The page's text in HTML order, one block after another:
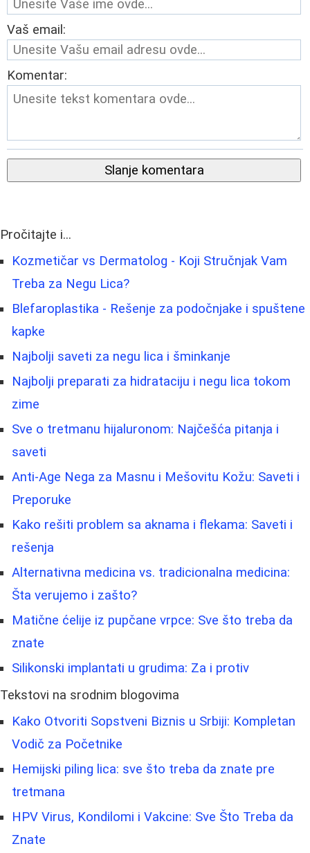
Vaš email:
Komentar:
Slanje komentara
Pročitajte i...
Kozmetičar vs Dermatolog - Koji Stručnjak Vam
Treba za Negu Lica?
Blefaroplastika - Rešenje za podočnjake i spuštene
kapke
Najbolji saveti za negu lica i šminkanje
Najbolji preparati za hidrataciju i negu lica tokom
zime
Sve o tretmanu hijaluronom: Najčešća pitanja i
saveti
Anti-Age Nega za Masnu i Mešovitu Kožu: Saveti i
Preporuke
Kako rešiti problem sa aknama i flekama: Saveti i
rešenja
Alternativna medicina vs. tradicionalna medicina:
Šta verujemo i zašto?
Matične ćelije iz pupčane vrpce: Sve što treba da
znate
Silikonski implantati u grudima: Za i protiv
Tekstovi na srodnim blogovima
Kako Otvoriti Sopstveni Biznis u Srbiji: Kompletan
Vodič za Početnike
Hemijski piling lica: sve što treba da znate pre
tretmana
HPV Virus, Kondilomi i Vakcine: Sve Što Treba da
Znate